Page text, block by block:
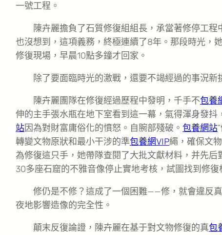
一號工程。
陳卉麗擔負了石質修復組組長，承當著修停工
也沒想到，這項義務，終極連續了8年。那段時光，
修復現場，早晨10點多鐘才回家。
除了要面臨時光的激戰，還要不竭經過的事況新
陳卉麗團隊在修復經過歷程中發明，千手不包養
伸的主手張水瓶在地下室看到這一幕，氣得渾身發抖
站因為對財富庸俗化的憤怒。自腕部殘破。 包養網站
轉變文物原狀和最小干涉的準包養網VIP繩，確保文
為修復這只手，她帶隊查閱了大批文獻材料，并先
30多座石窟的不雅音像停止實地考核，試圖找到修復
修仍是不修？這成了一個困難——修，就會違反
夜地影響造像的完全性。
顛末反復論證，陳卉麗在基于對文物修復的真包